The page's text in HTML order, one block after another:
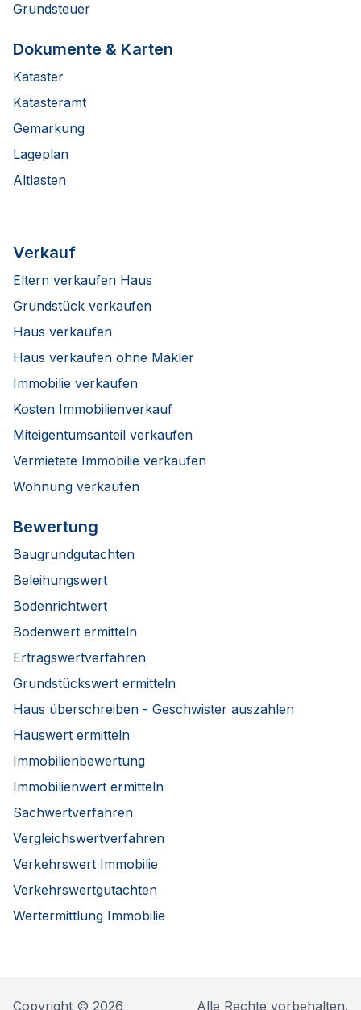
Grundsteuer
Dokumente & Karten
Kataster
Katasteramt
Gemarkung
Lageplan
Altlasten
Verkauf
Eltern verkaufen Haus
Grundstück verkaufen
Haus verkaufen
Haus verkaufen ohne Makler
Immobilie verkaufen
Kosten Immobilienverkauf
Miteigentumsanteil verkaufen
Vermietete Immobilie verkaufen
Wohnung verkaufen
Bewertung
Baugrundgutachten
Beleihungswert
Bodenrichtwert
Bodenwert ermitteln
Ertragswertverfahren
Grundstückswert ermitteln
Haus überschreiben - Geschwister auszahlen
Hauswert ermitteln
Immobilienbewertung
Immobilienwert ermitteln
Sachwertverfahren
Vergleichswertverfahren
Verkehrswert Immobilie
Verkehrswertgutachten
Wertermittlung Immobilie
Copyright © 2026 Alle Rechte vorbehalten.